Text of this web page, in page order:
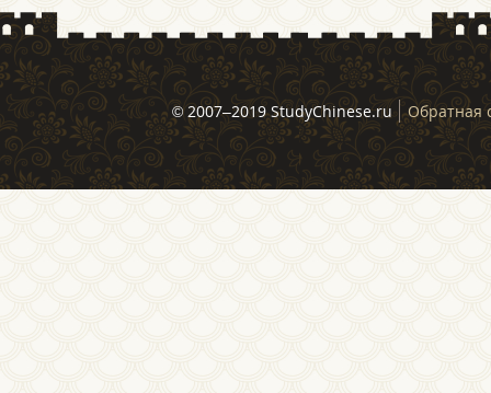
© 2007–2019 StudyChinese.ru Обратная